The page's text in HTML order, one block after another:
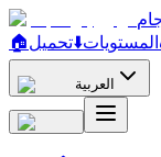
🏠
المستويات⬇️تحميل
العربية